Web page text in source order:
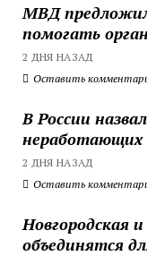
МВД
помогать
2 ДНЯ НАЗАД
Оставить
В России
неработающих
2 ДНЯ НАЗАД
Оставить
Новгородская
объединятся